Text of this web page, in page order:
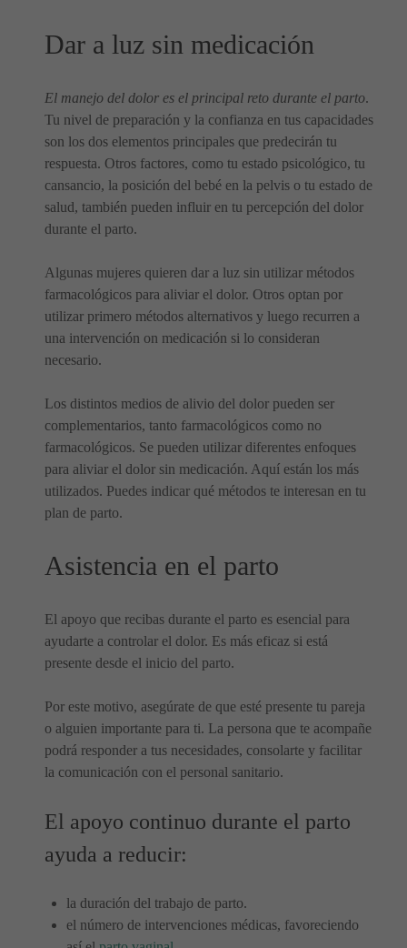
Dar a luz sin medicación
El manejo del dolor es el principal reto durante el parto.
Tu nivel de preparación y la confianza en tus capacidades
son los dos elementos principales que predecirán tu
respuesta. Otros factores, como tu estado psicológico, tu
cansancio, la posición del bebé en la pelvis o tu estado de
salud, también pueden influir en tu percepción del dolor
durante el parto.
Algunas mujeres quieren dar a luz sin utilizar métodos
farmacológicos para aliviar el dolor. Otros optan por
utilizar primero métodos alternativos y luego recurren a
una intervención on medicación si lo consideran
necesario.
Los distintos medios de alivio del dolor pueden ser
complementarios, tanto farmacológicos como no
farmacológicos. Se pueden utilizar diferentes enfoques
para aliviar el dolor sin medicación. Aquí están los más
utilizados. Puedes indicar qué métodos te interesan en tu
plan de parto.
Asistencia en el parto
El apoyo que recibas durante el parto es esencial para
ayudarte a controlar el dolor. Es más eficaz si está
presente desde el inicio del parto.
Por este motivo, asegúrate de que esté presente tu pareja
o alguien importante para ti. La persona que te acompañe
podrá responder a tus necesidades, consolarte y facilitar
la comunicación con el personal sanitario.
El apoyo continuo durante el parto
ayuda a reducir:
la duración del trabajo de parto.
el número de intervenciones médicas, favoreciendo